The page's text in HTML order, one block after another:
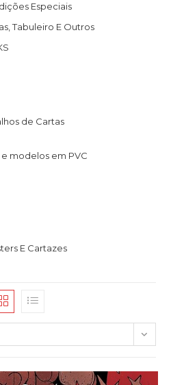
Especiais
Tabuleiro E Outros
de Cartas
e modelos em PVC
E Cartazes